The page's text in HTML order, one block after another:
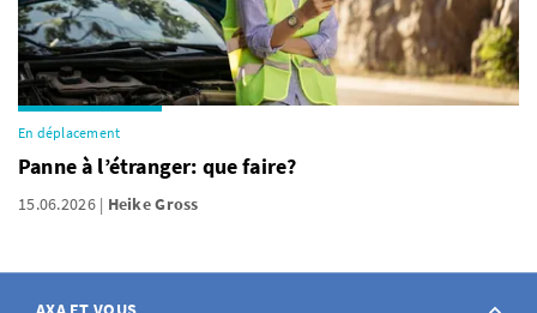
En déplacement
Panne à l’étranger: que faire?
15.06.2026 Heike Gross